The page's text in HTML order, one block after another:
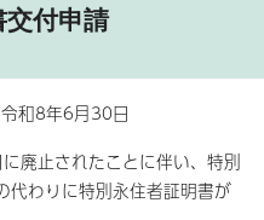
交付申請
和8年6月30日
廃止されたことに伴い、特別
代わりに特別永住者証明書が